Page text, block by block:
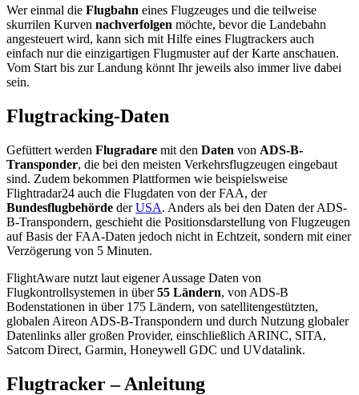
Wer einmal die Flugbahn eines Flugzeuges und die teilweise
skurrilen Kurven nachverfolgen möchte, bevor die Landebahn
angesteuert wird, kann sich mit Hilfe eines Flugtrackers auch
einfach nur die einzigartigen Flugmuster auf der Karte anschauen.
Vom Start bis zur Landung könnt Ihr jeweils also immer live dabei
sein.
Flugtracking-Daten
Gefüttert werden Flugradare mit den Daten von ADS-B-
Transponder, die bei den meisten Verkehrsflugzeugen eingebaut
sind. Zudem bekommen Plattformen wie beispielsweise
Flightradar24 auch die Flugdaten von der FAA, der
Bundesflugbehörde derUSA. Anders als bei den Daten der ADS-
B-Transpondern, geschieht die Positionsdarstellung von Flugzeugen
auf Basis der FAA-Daten jedoch nicht in Echtzeit, sondern mit einer
Verzögerung von 5 Minuten.
FlightAware nutzt laut eigener Aussage Daten von
Flugkontrollsystemen in über55 Ländern, von ADS-B
Bodenstationen in über 175 Ländern, von satellitengestützten,
globalen Aireon ADS-B-Transpondern und durch Nutzung globaler
Datenlinks aller großen Provider, einschließlich ARINC, SITA,
Satcom Direct, Garmin, Honeywell GDC und UVdatalink.
Flugtracker – Anleitung